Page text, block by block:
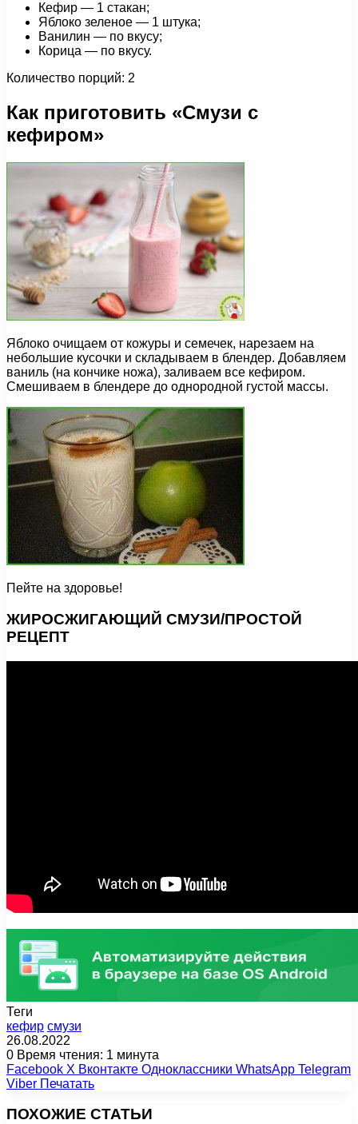
Кефир — 1 стакан;
Яблоко зеленое — 1 штука;
Ванилин — по вкусу;
Корица — по вкусу.
Количество порций: 2
Как приготовить «Смузи с
кефиром»
Яблоко очищаем от кожуры и семечек, нарезаем на
небольшие кусочки и складываем в блендер. Добавляем
ваниль (на кончике ножа), заливаем все кефиром.
Смешиваем в блендере до однородной густой массы.
Пейте на здоровье!
ЖИРОСЖИГАЮЩИЙ СМУЗИ/ПРОСТОЙ
РЕЦЕПТ
Теги
кефир смузи
26.08.2022
0 Время чтения: 1 минута
Facebook X Вконтакте Одноклассники WhatsApp Telegram
Viber Печатать
ПОХОЖИЕ СТАТЬИ